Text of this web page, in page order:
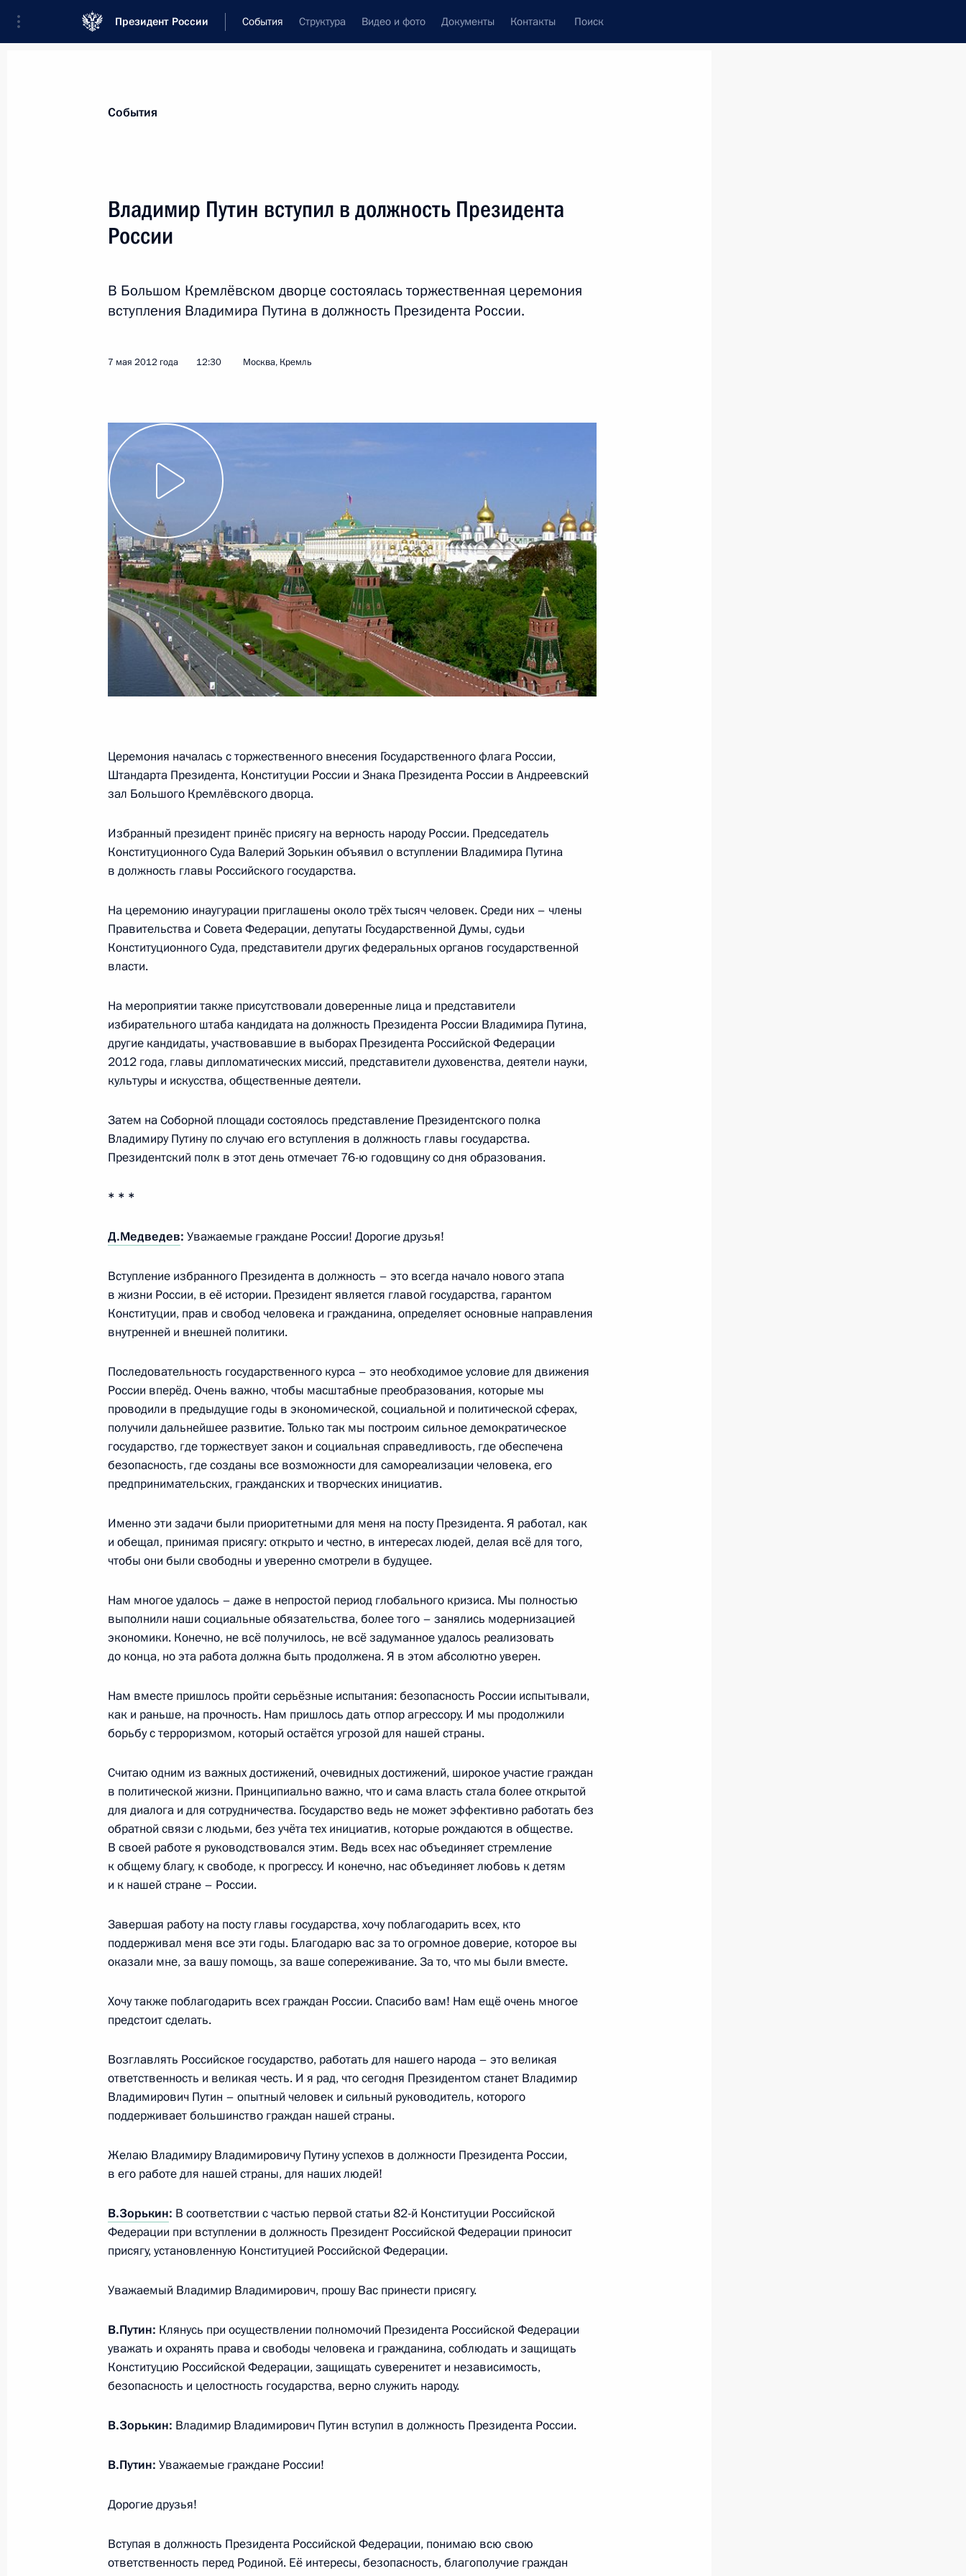
Президент России События Структура Видео и фото Документы Контакты Поиск
Новости
Встреча с семьями десантников, погибших в 2000 году в Чечне
детской онкологии
9 мая 2012 года, 11:30
Военный парад в честь 67-й годовщины Великой Победы
9 мая 2012 года, 11:00 Москва
23 7м
8 мая 2012 года, вторник
Состоялись телефонные разговоры с избранным и действующим
президентами Франции Франсуа Олландом и Николя Саркози
8 мая 2012 года, 22:45
Посещение базы спортивных сборных команд России по дзюдо
8 мая 2012 года, 20:30 Московская область, Звенигород
Телефонный разговор с Президентом Аргентины Кристиной
Фернандес де Киршнер
Владимир Путин подписал Указ о назначении Дмитрия
8 мая 2012 года, 17:30
Пленарное заседание Государственной Думы 6
Встреча с Председателем Центральной избирательной комиссии
Владимир Путин возложил венок к Могиле Неизвестного Солдата
8 мая 2012 года, 12:30 Москва
воинской славы»
8 мая 2012 года, 09:10
Поздравление с 67-й годовщиной Победы в Великой
Отечественной войне
Владимир Путин принял участие в гала-матче любительской
хоккейной лиги
7 мая 2012 года, 23:45 Москва
Приём по случаю инаугурации Владимира Путина 2
Владимир Путин поручил Правительству продолжать работу
до сформирования нового кабинета министров
7 мая 2012 года, 19:00
Подписан Указ о мерах по реализации демографической
политики
7 мая 2012 года, 18:40
Подписан Указ о мерах по реализации внешнеполитического
7 мая 2012 года, 18:20
службы
Подписан Указ о реализации планов развития Вооружённых Сил
7 мая 2012 года, 17:20
Показать предыдущие материалы
События
Владимир Путин вступил в должность Президента
России
В Большом Кремлёвском дворце состоялась торжественная церемония
вступления Владимира Путина в должность Президента России.
7 мая 2012 года 12:30 Москва, Кремль
Церемония началась с торжественного внесения Государственного флага России,
Штандарта Президента, Конституции России и Знака Президента России в Андреевский
зал Большого Кремлёвского дворца.
Избранный президент принёс присягу на верность народу России. Председатель
Конституционного Суда Валерий Зорькин объявил о вступлении Владимира Путина
в должность главы Российского государства.
На церемонию инаугурации приглашены около трёх тысяч человек. Среди них – члены
Правительства и Совета Федерации, депутаты Государственной Думы, судьи
Конституционного Суда, представители других федеральных органов государственной
власти.
На мероприятии также присутствовали доверенные лица и представители
избирательного штаба кандидата на должность Президента России Владимира Путина,
другие кандидаты, участвовавшие в выборах Президента Российской Федерации
2012 года, главы дипломатических миссий, представители духовенства, деятели науки,
культуры и искусства, общественные деятели.
Затем на Соборной площади состоялось представление Президентского полка
Владимиру Путину по случаю его вступления в должность главы государства.
Президентский полк в этот день отмечает 76-ю годовщину со дня образования.
* * *
Д.Медведев: Уважаемые граждане России! Дорогие друзья!
Вступление избранного Президента в должность – это всегда начало нового этапа
в жизни России, в её истории. Президент является главой государства, гарантом
Конституции, прав и свобод человека и гражданина, определяет основные направления
внутренней и внешней политики.
Последовательность государственного курса – это необходимое условие для движения
России вперёд. Очень важно, чтобы масштабные преобразования, которые мы
проводили в предыдущие годы в экономической, социальной и политической сферах,
получили дальнейшее развитие. Только так мы построим сильное демократическое
государство, где торжествует закон и социальная справедливость, где обеспечена
безопасность, где созданы все возможности для самореализации человека, его
предпринимательских, гражданских и творческих инициатив.
Именно эти задачи были приоритетными для меня на посту Президента. Я работал, как
и обещал, принимая присягу: открыто и честно, в интересах людей, делая всё для того,
чтобы они были свободны и уверенно смотрели в будущее.
Нам многое удалось – даже в непростой период глобального кризиса. Мы полностью
выполнили наши социальные обязательства, более того – занялись модернизацией
экономики. Конечно, не всё получилось, не всё задуманное удалось реализовать
до конца, но эта работа должна быть продолжена. Я в этом абсолютно уверен.
Нам вместе пришлось пройти серьёзные испытания: безопасность России испытывали,
как и раньше, на прочность. Нам пришлось дать отпор агрессору. И мы продолжили
борьбу с терроризмом, который остаётся угрозой для нашей страны.
Считаю одним из важных достижений, очевидных достижений, широкое участие граждан
в политической жизни. Принципиально важно, что и сама власть стала более открытой
для диалога и для сотрудничества. Государство ведь не может эффективно работать без
обратной связи с людьми, без учёта тех инициатив, которые рождаются в обществе.
В своей работе я руководствовался этим. Ведь всех нас объединяет стремление
к общему благу, к свободе, к прогрессу. И конечно, нас объединяет любовь к детям
и к нашей стране – России.
Завершая работу на посту главы государства, хочу поблагодарить всех, кто
поддерживал меня все эти годы. Благодарю вас за то огромное доверие, которое вы
оказали мне, за вашу помощь, за ваше сопереживание. За то, что мы были вместе.
Хочу также поблагодарить всех граждан России. Спасибо вам! Нам ещё очень многое
предстоит сделать.
Возглавлять Российское государство, работать для нашего народа – это великая
ответственность и великая честь. И я рад, что сегодня Президентом станет Владимир
Владимирович Путин – опытный человек и сильный руководитель, которого
поддерживает большинство граждан нашей страны.
Желаю Владимиру Владимировичу Путину успехов в должности Президента России,
в его работе для нашей страны, для наших людей!
В.Зорькин: В соответствии с частью первой статьи 82-й Конституции Российской
Федерации при вступлении в должность Президент Российской Федерации приносит
присягу, установленную Конституцией Российской Федерации.
Уважаемый Владимир Владимирович, прошу Вас принести присягу.
В.Путин: Клянусь при осуществлении полномочий Президента Российской Федерации
уважать и охранять права и свободы человека и гражданина, соблюдать и защищать
Конституцию Российской Федерации, защищать суверенитет и независимость,
безопасность и целостность государства, верно служить народу.
В.Зорькин: Владимир Владимирович Путин вступил в должность Президента России.
В.Путин: Уважаемые граждане России!
Дорогие друзья!
Вступая в должность Президента Российской Федерации, понимаю всю свою
ответственность перед Родиной. Её интересы, безопасность, благополучие граждан